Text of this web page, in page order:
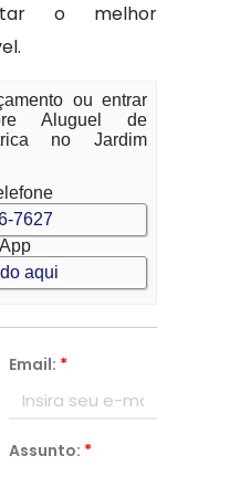
o melhor
ou entrar
Aluguel de
no Jardim
7627
aqui
Email: *
Assunto: *